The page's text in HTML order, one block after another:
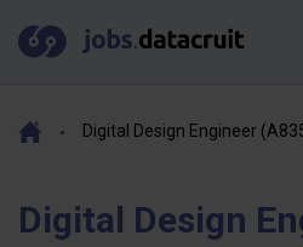
Digital Design Engineer
Digital Design